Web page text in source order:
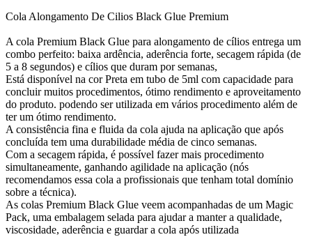
Cola Alongamento De Cilios Black Glue Premium
A cola Premium Black Glue para alongamento de cílios entrega um
combo perfeito: baixa ardência, aderência forte, secagem rápida (de
5 a 8 segundos) e cílios que duram por semanas,
Está disponível na cor Preta em tubo de 5ml com capacidade para
concluir muitos procedimentos, ótimo rendimento e aproveitamento
do produto. podendo ser utilizada em vários procedimento além de
ter um ótimo rendimento.
A consistência fina e fluida da cola ajuda na aplicação que após
concluída tem uma durabilidade média de cinco semanas.
Com a secagem rápida, é possível fazer mais procedimento
simultaneamente, ganhando agilidade na aplicação (nós
recomendamos essa cola a profissionais que tenham total domínio
sobre a técnica).
As colas Premium Black Glue veem acompanhadas de um Magic
Pack, uma embalagem selada para ajudar a manter a qualidade,
viscosidade, aderência e guardar a cola após utilizada